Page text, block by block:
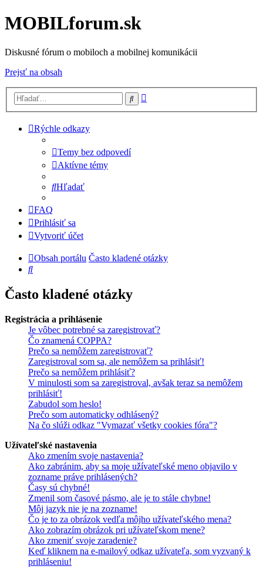
MOBILforum.sk
Diskusné fórum o mobiloch a mobilnej komunikácii
Prejsť na obsah
Hľadať
Rýchle odkazy
Temy bez odpovedí
Aktívne témy
Hľadať
FAQ
Prihlásiť sa
Vytvoriť účet
Obsah portálu Často kladené otázky
Hľadať
Často kladené otázky
Registrácia a prihlásenie
Je vôbec potrebné sa zaregistrovať?
Čo znamená COPPA?
Prečo sa nemôžem zaregistrovať?
Zaregistroval som sa, ale nemôžem sa prihlásiť!
Prečo sa nemôžem prihlásiť?
V minulosti som sa zaregistroval, avšak teraz sa nemôžem
prihlásiť!
Zabudol som heslo!
Prečo som automaticky odhlásený?
Na čo slúži odkaz "Vymazať všetky cookies fóra"?
Užívateľské nastavenia
Ako zmením svoje nastavenia?
Ako zabránim, aby sa moje užívateľské meno objavilo v
zozname práve prihlásených?
Časy sú chybné!
Zmenil som časové pásmo, ale je to stále chybne!
Môj jazyk nie je na zozname!
Čo je to za obrázok vedľa môjho užívateľského mena?
Ako zobrazím obrázok pri užívateľskom mene?
Ako zmeniť svoje zaradenie?
Keď kliknem na e-mailový odkaz užívateľa, som vyzvaný k
prihláseniu!